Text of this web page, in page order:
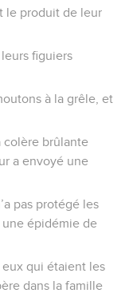
le produit de leur
figuiers
à la grêle, et
colère brûlante
a envoyé une
pas protégé les
une épidémie de
eux qui étaient les
dans la famille